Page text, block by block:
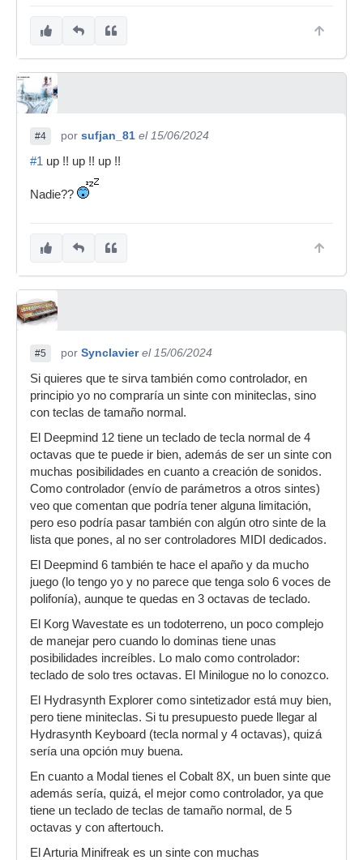
#4 por sufjan_81 el 15/06/2024
#1 up !! up !! up !!
Nadie??
#5 por Synclavier el 15/06/2024
Si quieres que te sirva también como controlador, en
principio yo no compraría un sinte con miniteclas, sino
con teclas de tamaño normal.
El Deepmind 12 tiene un teclado de tecla normal de 4
octavas que te puede ir bien, además de ser un sinte con
muchas posibilidades en cuanto a creación de sonidos.
Como controlador (envío de parámetros a otros sintes)
veo que comentan que podría tener alguna limitación,
pero eso podría pasar también con algún otro sinte de la
lista que pones, al no ser controladores MIDI dedicados.
El Deepmind 6 también te hace el apaño y da mucho
juego (lo tengo yo y no parece que tenga solo 6 voces de
polifonía), aunque te quedas en 3 octavas de teclado.
El Korg Wavestate es un todoterreno, un poco complejo
de manejar pero cuando lo dominas tiene unas
posibilidades increíbles. Lo malo como controlador:
teclado de solo tres octavas. El Minilogue no lo conozco.
El Hydrasynth Explorer como sintetizador está muy bien,
pero tiene miniteclas. Si tu presupuesto puede llegar al
Hydrasynth Keyboard (tecla normal y 4 octavas), quizá
sería una opción muy buena.
En cuanto a Modal tienes el Cobalt 8X, un buen sinte que
además sería, quizá, el mejor como controlador, ya que
tiene un teclado de teclas de tamaño normal, de 5
octavas y con aftertouch.
El Arturia Minifreak es un sinte con muchas